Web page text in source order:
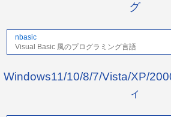
グ
nbasic
Visual Basic 風のプログラミング言語
Windows11/10/8/7/Vista/XP/
ィ